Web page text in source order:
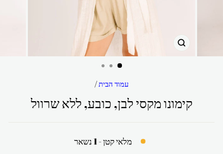
עמוד הבית/
קימונו מקסי לבן, כובע, ללא שרוול
מלאי קטן - 1 נשאר